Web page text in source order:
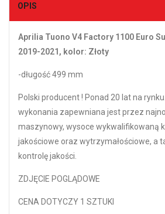
OPIS
Aprilia Tuono V4 Factory 1100 Euro
2019-2021, kolor: Złoty
-długość 499 mm
Polski producent ! Ponad 20 lat na
wykonania zapewniana jest przez
maszynowy, wysoce wykwalifikowaną
jakościowe oraz wytrzymałościowe, a
kontrolę jakości.
ZDJĘCIE POGLĄDOWE
CENA DOTYCZY 1 SZTUKI